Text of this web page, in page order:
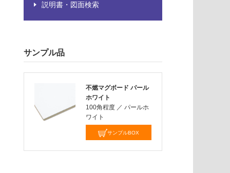
説明書・図面検索
サンプル品
不燃マグボード パール
ホワイト
100角程度 ／ パールホ
ワイト
サンプルBOX